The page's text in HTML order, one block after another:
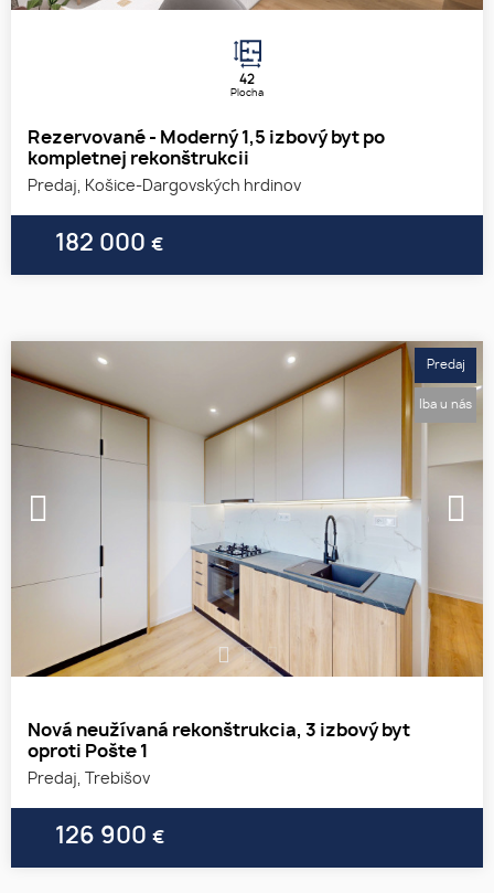
42
Plocha
Rezervované - Moderný 1,5 izbový byt po
kompletnej rekonštrukcii
Predaj, Košice-Dargovských hrdinov
182 000 €
1 2
Nová neužívaná rekonštrukcia, 3 izbový byt
oproti Pošte 1
Predaj, Trebišov
126 900 €
Predaj
Iba u nás